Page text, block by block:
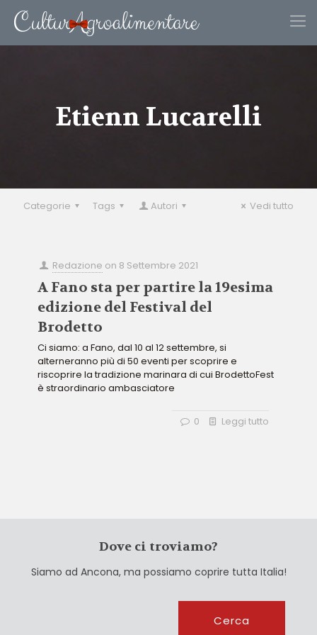
Etienn Lucarelli
Categorie Tags Autori Vedi tutto
Redazione on 8 Settembre 2021
A Fano sta per partire la 19esima
edizione del Festival del
Brodetto
Ci siamo: a Fano, dal 10 al 12 settembre, si
alterneranno più di 50 eventi per scoprire e
riscoprire la tradizione marinara di cui BrodettoFest
è straordinario ambasciatore
0 Leggi tutto
Dove ci troviamo?
Siamo ad Ancona, ma possiamo coprire tutta Italia!
Cerca